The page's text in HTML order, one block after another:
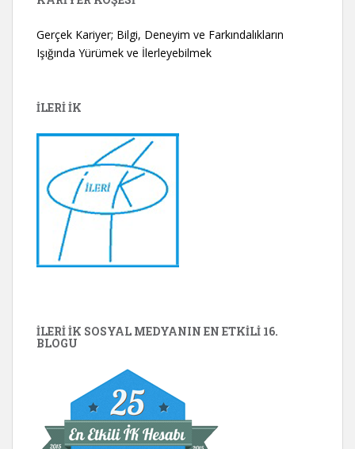
Gerçek Kariyer; Bilgi, Deneyim ve Farkındalıkların
Işığında Yürümek ve İlerleyebilmek
İLERİ İK
İLERİ İK SOSYAL MEDYANIN EN ETKILI 16.
BLOGU